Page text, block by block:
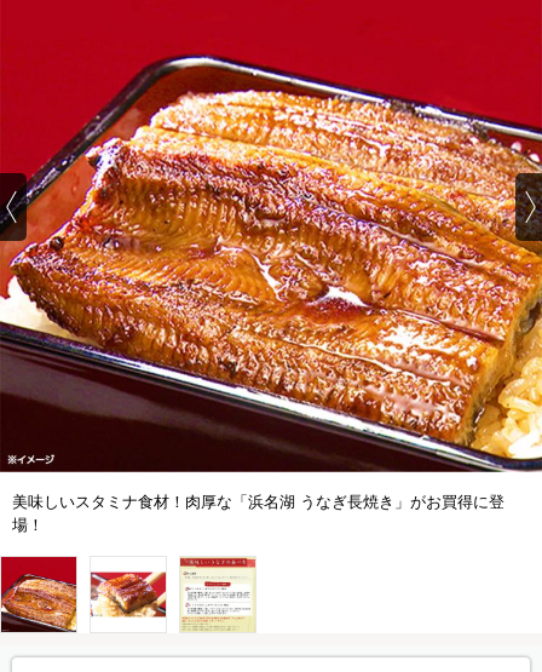
美味しいスタミナ食材！肉厚な「浜名湖 うなぎ長焼き」がお買得に登
場！